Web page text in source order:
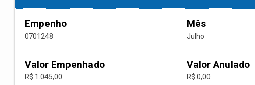
Empenho
0701248
Mês
Julho
Valor Empenhado
R$ 1.045,00
Valor Anulado
R$ 0,00